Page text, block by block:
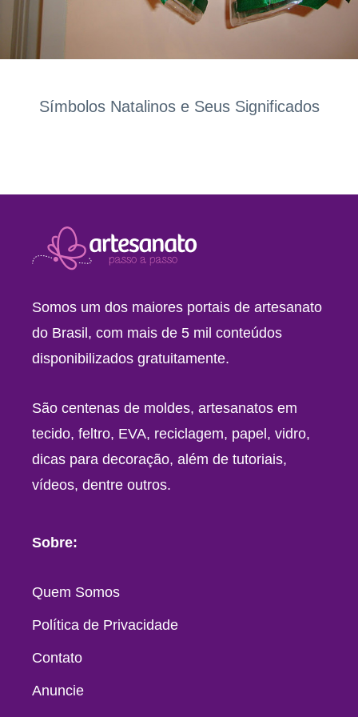
Símbolos Natalinos e Seus Significados
Somos um dos maiores portais de artesanato
do Brasil, com mais de 5 mil conteúdos
disponibilizados gratuitamente.
São centenas de moldes, artesanatos em
tecido, feltro, EVA, reciclagem, papel, vidro,
dicas para decoração, além de tutoriais,
vídeos, dentre outros.
Sobre:
Quem Somos
Política de Privacidade
Contato
Anuncie